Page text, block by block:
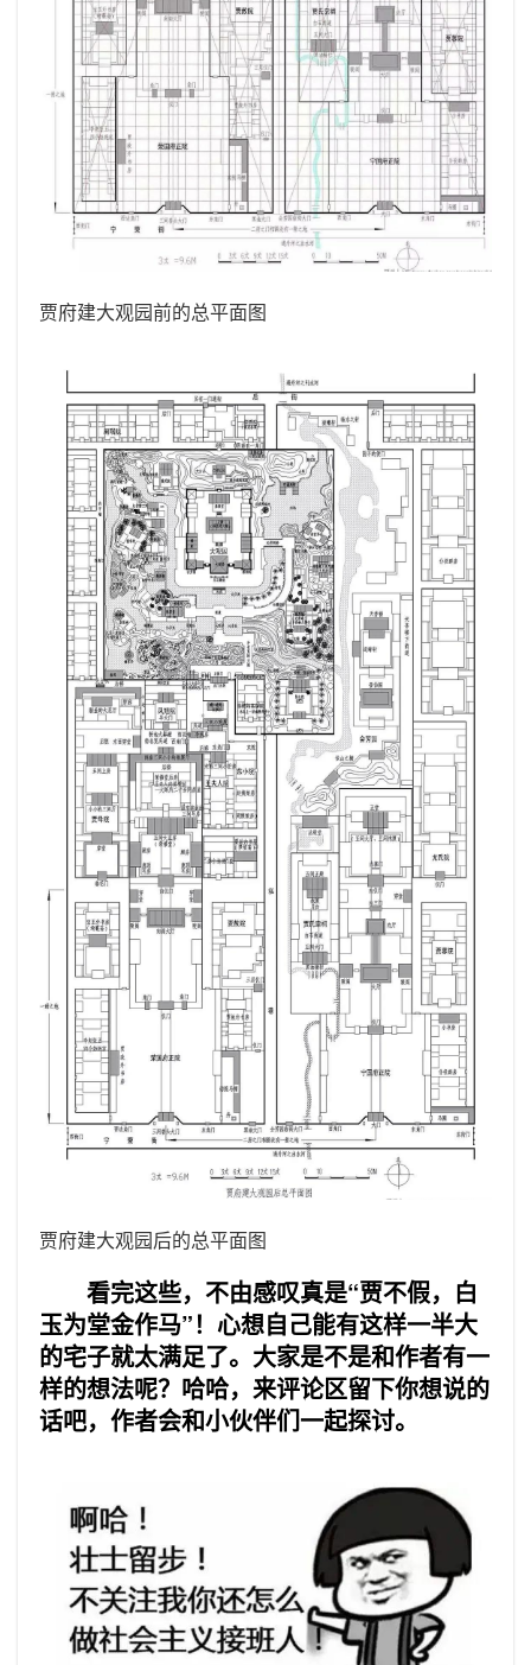
贾府建大观园前的总平面图
贾府建大观园后的总平面图
看完这些，不由感叹真是“贾不假，白
玉为堂金作马”！心想自己能有这样一半大
的宅子就太满足了。大家是不是和作者有一
样的想法呢？哈哈，来评论区留下你想说的
话吧，作者会和小伙伴们一起探讨。